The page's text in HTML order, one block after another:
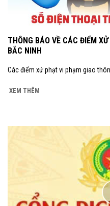
THÔNG BÁO VỀ CÁC ĐIỂM
BẮC NINH
Các điểm xử phạt vi phạm giao
XEM THÊM